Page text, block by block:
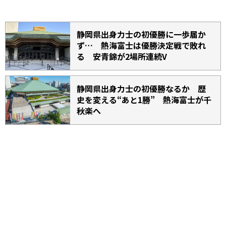
静岡県出身力士の初優勝に一歩届か
ず… 熱海富士は優勝決定戦で敗れ
る 安青錦が2場所連続V
静岡県出身力士の初優勝なるか 歴
史を変える“あと1勝” 熱海富士が千
秋楽へ